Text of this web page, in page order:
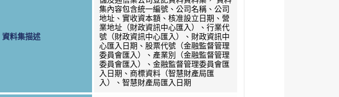
資料集描述
集內容包含統一編號、公司名稱、公司
地址、實收資本額、核准設立日期、營
業地址（財政資訊中心匯入）、行業代
號（財政資訊中心匯入）、財政資訊中
心匯入日期、股票代號（金融監督管理
委員會匯入）、產業別（金融監督管理
委員會匯入）、金融監督管理委員會匯
入日期、商標資料（智慧財產局匯
入）、智慧財產局匯入日期